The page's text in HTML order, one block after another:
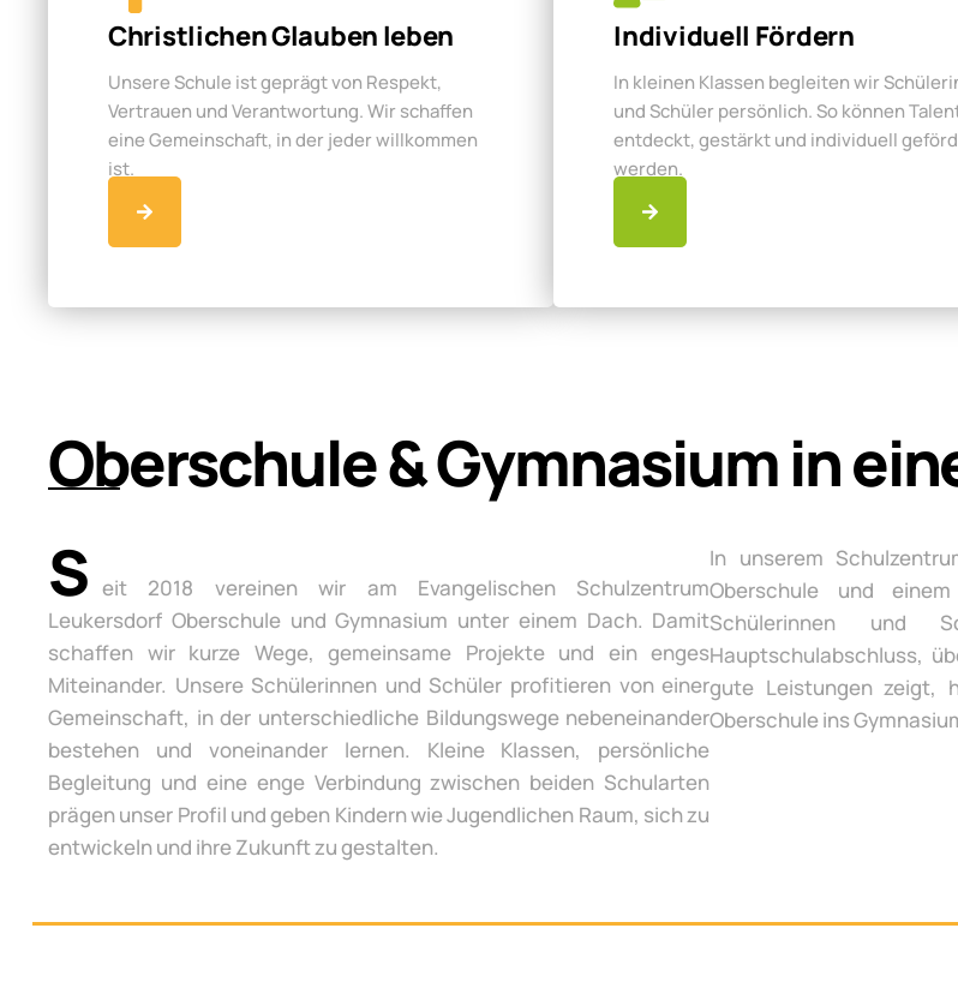
Christlichen Glauben leben
Unsere Schule ist geprägt von Respekt,
Vertrauen und Verantwortung. Wir schaffen
eine Gemeinschaft, in der jeder willkommen
ist.
Individuell Fördern
In kleinen Klassen begleiten wir
und Schüler persönlich. So können
entdeckt, gestärkt und individuell
werden.
Oberschule & Gymnasium in
S eit 2018 vereinen wir am Evangelischen Schulzentrum
Leukersdorf Oberschule und Gymnasium unter einem Dach. Damit
schaffen wir kurze Wege, gemeinsame Projekte und ein enges
Miteinander. Unsere Schülerinnen und Schüler profitieren von einer
Gemeinschaft, in der unterschiedliche Bildungswege nebeneinander
bestehen und voneinander lernen. Kleine Klassen, persönliche
Begleitung und eine enge Verbindung zwischen beiden Schularten
prägen unser Profil und geben Kindern wie Jugendlichen Raum, sich zu
entwickeln und ihre Zukunft zu gestalten.
In unserem
Oberschule und
Schülerinnen und
Hauptschulabschluss,
gute Leistungen zeigt,
Oberschule ins